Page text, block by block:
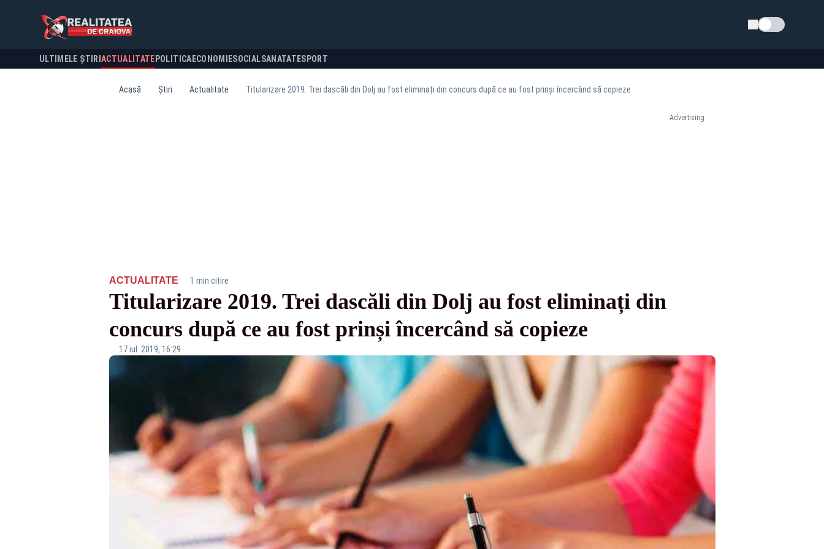
Schimba tema
ULTIMELE ȘTIRI ACTUALITATE POLITICA ECONOMIESOCIALSANATATESPORT
Acasă Știri Actualitate Titularizare 2019. Trei dascăli din Dolj au fost eliminați din concurs după ce au fost prinși încercând să copieze
Advertising
ACTUALITATE· 1 min citire
Titularizare 2019. Trei dascăli din Dolj au fost eliminați din
concurs după ce au fost prinși încercând să copieze
17 iul. 2019, 16:29